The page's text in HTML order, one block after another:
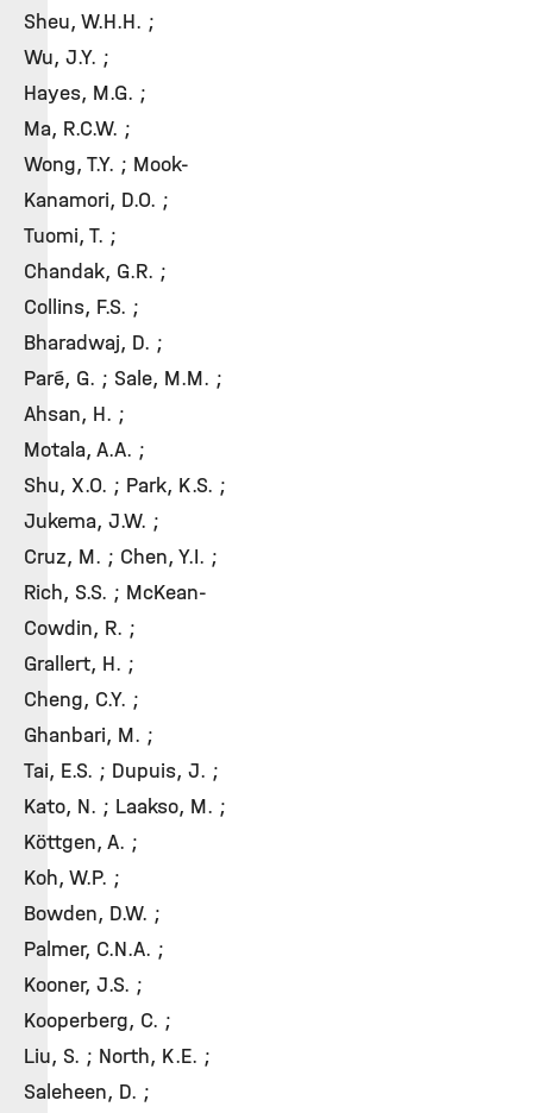
Sheu, W.H.H. ;
Wu, J.Y. ;
Hayes, M.G. ;
Ma, R.C.W. ;
Wong, T.Y. ; Mook-
Kanamori, D.O. ;
Tuomi, T. ;
Chandak, G.R. ;
Collins, F.S. ;
Bharadwaj, D. ;
Paré, G. ; Sale, M.M. ;
Ahsan, H. ;
Motala, A.A. ;
Shu, X.O. ; Park, K.S. ;
Jukema, J.W. ;
Cruz, M. ; Chen, Y.I. ;
Rich, S.S. ; McKean-
Cowdin, R. ;
Grallert, H. ;
Cheng, C.Y. ;
Ghanbari, M. ;
Tai, E.S. ; Dupuis, J. ;
Kato, N. ; Laakso, M. ;
Köttgen, A. ;
Koh, W.P. ;
Bowden, D.W. ;
Palmer, C.N.A. ;
Kooner, J.S. ;
Kooperberg, C. ;
Liu, S. ; North, K.E. ;
Saleheen, D. ;